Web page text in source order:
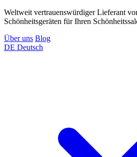
Weltweit vertrauenswürdiger Lieferant
Schönheitsgeräten für Ihren
Über uns Blog
DE Deutsch